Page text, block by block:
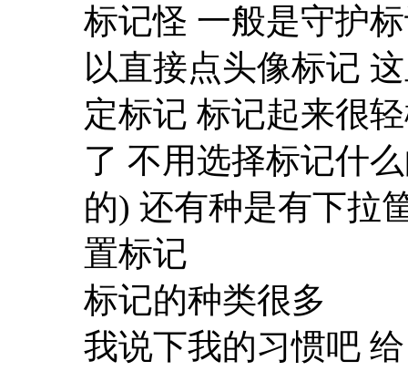
标记怪 一般是守护
以直接点头像标记
定标记 标记起来很
了 不用选择标记什
的) 还有种是有下拉
置标记
标记的种类很多
我说下我的习惯吧